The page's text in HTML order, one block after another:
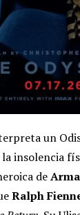
un
insolencia
de
Ralph